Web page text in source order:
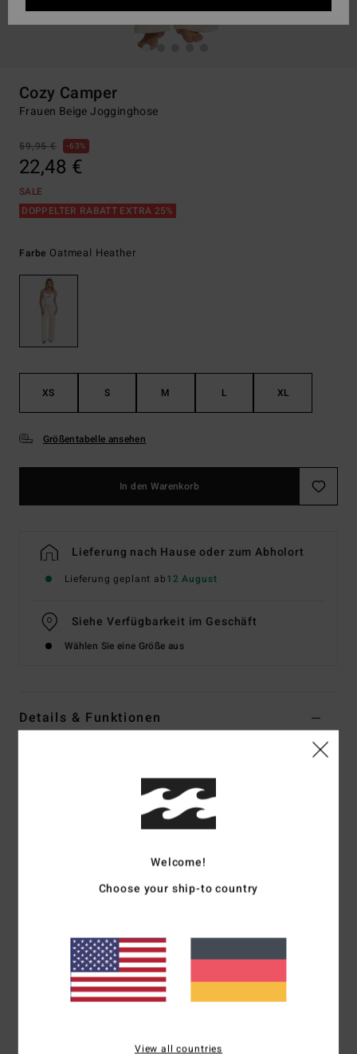
Cozy Camper
Frauen Beige Jogginghose
59,95 € 63%
22,48 €
SALE
DOPPELTER RABATT EXTRA 25%
Farbe Oatmeal Heather
XS S M L XL
Größentabelle ansehen
In den Warenkorb
Lieferung nach Hause oder zum Abholort
Lieferung geplant ab12 August
Siehe Verfügbarkeit im Geschäft
Wählen Sie eine Größe aus
Details & Funktionen
Farbcodeoat
High-Waist-Bund
Seitliche Eingrifftaschen
Logo-Druck
Zusammensetzung[Hauptstoff] 60 % Baumwolle, 40 %
Welcome!
Choose your ship-to country
View all countries